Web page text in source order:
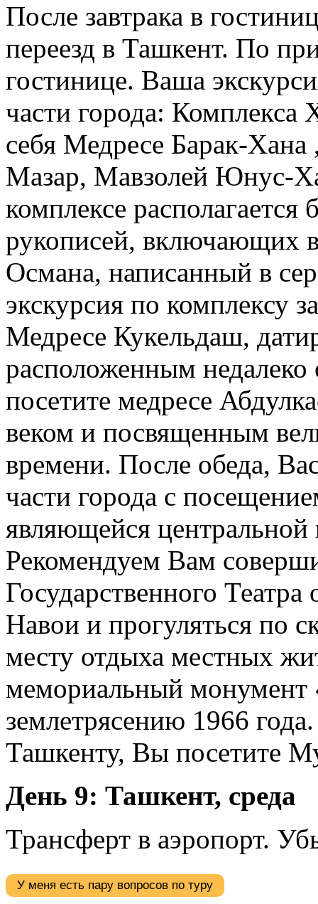
После завтрака в
переезд в Ташкент. По
гостинице. Ваша
части города:
себя Медресе Барак-
Мазар, Мавзолей Юнус-
комплексе располагается
рукописей, включающих
Османа, написанный в
экскурсия по комплексу
Медресе Кукельдаш,
расположенным
посетите медресе
веком и посвященным
времени. После обеда,
части города с
являющейся
Рекомендуем Вам
Государственного
Навои и прогуляться по
месту отдыха местных
мемориальный
землетрясению 1966
Ташкенту, Вы посетите
День 9: Ташкент, среда
Трансферт в аэропорт.
У меня есть пару вопросов по туру